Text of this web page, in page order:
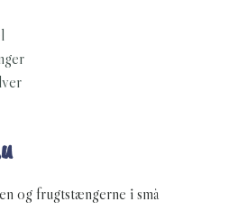
og frugtstængerne i små